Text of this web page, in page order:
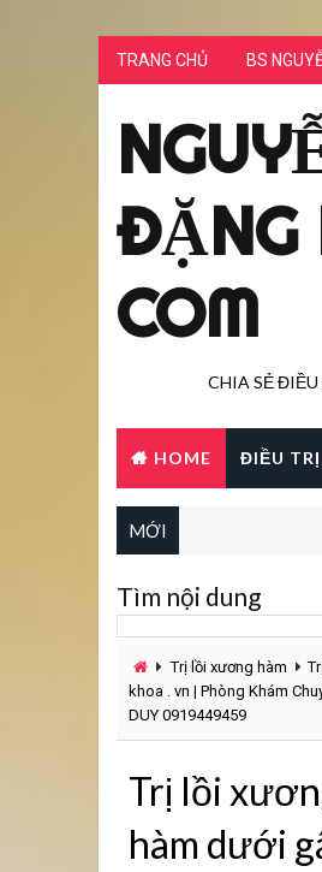
TRANG CHỦ BS
ĐẶNG
COM
CHIA SẺ
HOME ĐIỀU
MỚI
Tìm nội dung
Trị lồi xương hàm
khoa . vn | Phòng Khám
DUY 0919449459
Trị lồi
hàm dưới